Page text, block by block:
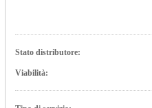
Stato distributore:
Viabilità: